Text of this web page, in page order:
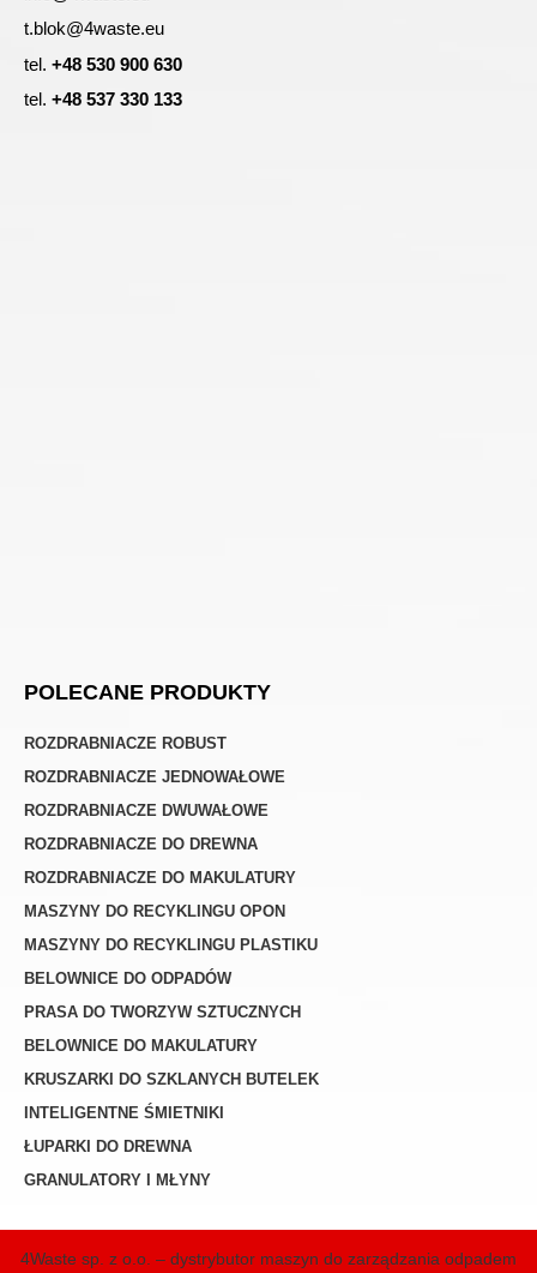
t.blok@4waste.eu
tel. +48 530 900 630
tel. +48 537 330 133
POLECANE PRODUKTY
ROZDRABNIACZE ROBUST
ROZDRABNIACZE JEDNOWAŁOWE
ROZDRABNIACZE DWUWAŁOWE
ROZDRABNIACZE DO DREWNA
ROZDRABNIACZE DO MAKULATURY
MASZYNY DO RECYKLINGU OPON
MASZYNY DO RECYKLINGU PLASTIKU
BELOWNICE DO ODPADÓW
PRASA DO TWORZYW SZTUCZNYCH
BELOWNICE DO MAKULATURY
KRUSZARKI DO SZKLANYCH BUTELEK
INTELIGENTNE ŚMIETNIKI
ŁUPARKI DO DREWNA
GRANULATORY I MŁYNY
4Waste sp. z o.o. – dystrybutor maszyn do zarządzania odpadem